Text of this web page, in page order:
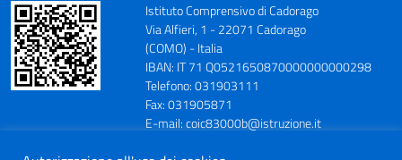
Istituto Comprensivo di Cadorago
Via Alfieri, 1 - 22071 Cadorago
(COMO) - Italia
IBAN: IT 71 Q0521650870000000000298
Telefono: 031903111
Fax: 031905871
E-mail: coic83000b@istruzione.it